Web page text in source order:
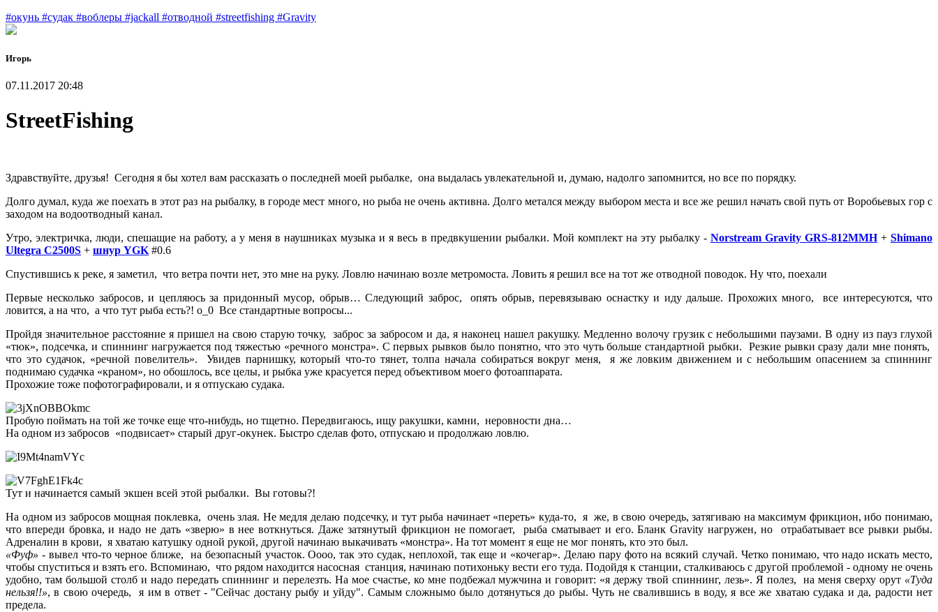
#окунь #судак #воблеры #jackall #отводной #streetfishing #Gravity
Игорь
07.11.2017 20:48
StreetFishing
Здравствуйте, друзья! Сегодня я бы хотел вам рассказать о последней моей рыбалке, она выдалась увлекательной и, думаю, надолго запомнится, но все по порядку.
Долго думал, куда же поехать в этот раз на рыбалку, в городе мест много, но рыба не очень активна. Долго метался между выбором места и все же решил начать свой путь от Воробьевых гор с
заходом на водоотводный канал.
Утро, электричка, люди, спешащие на работу, а у меня в наушниках музыка и я весь в предвкушении рыбалки. Мой комплект на эту рыбалку - Norstream Gravity GRS-812MMH+Shimano
Ultegra C2500S + шнур YGK #0.6
Спустившись к реке, я заметил, что ветра почти нет, это мне на руку. Ловлю начинаю возле метромоста. Ловить я решил все на тот же отводной поводок. Ну что, поехали
Первые несколько забросов, и цепляюсь за придонный мусор, обрыв… Следующий заброс, опять обрыв, перевязываю оснастку и иду дальше. Прохожих много, все интересуются, что
ловится, а на что, а что тут рыба есть?! о_0 Все стандартные вопросы...
Пройдя значительное расстояние я пришел на свою старую точку, заброс за забросом и да, я наконец нашел ракушку. Медленно волочу грузик с небольшими паузами. В одну из пауз глухой
«тюк», подсечка, и спиннинг нагружается под тяжестью «речного монстра». С первых рывков было понятно, что это чуть больше стандартной рыбки. Резкие рывки сразу дали мне понять,
что это судачок, «речной повелитель». Увидев парнишку, который что-то тянет, толпа начала собираться вокруг меня, я же ловким движением и с небольшим опасением за спиннинг
поднимаю судачка «краном», но обошлось, все целы, и рыбка уже красуется перед объективом моего фотоаппарата.
Прохожие тоже пофотографировали, и я отпускаю судака.
Пробую поймать на той же точке еще что-нибудь, но тщетно. Передвигаюсь, ищу ракушки, камни, неровности дна…
На одном из забросов «подвисает» старый друг-окунек. Быстро сделав фото, отпускаю и продолжаю ловлю.
Тут и начинается самый экшен всей этой рыбалки. Вы готовы?!
На одном из забросов мощная поклевка, очень злая. Не медля делаю подсечку, и тут рыба начинает «переть» куда-то, я же, в свою очередь, затягиваю на максимум фрикцион, ибо понимаю,
что впереди бровка, и надо не дать «зверю» в нее воткнуться. Даже затянутый фрикцион не помогает, рыба сматывает и его. Бланк Gravity нагружен, но отрабатывает все рывки рыбы.
Адреналин в крови, я хватаю катушку одной рукой, другой начинаю выкачивать «монстра». На тот момент я еще не мог понять, кто это был.
«Фуф» - вывел что-то черное ближе, на безопасный участок. Оооо, так это судак, неплохой, так еще и «кочегар». Делаю пару фото на всякий случай. Четко понимаю, что надо искать место,
чтобы спуститься и взять его. Вспоминаю, что рядом находится насосная станция, начинаю потихоньку вести его туда. Подойдя к станции, сталкиваюсь с другой проблемой - одному не очень
удобно, там большой столб и надо передать спиннинг и перелезть. На мое счастье, ко мне подбежал мужчина и говорит: «я держу твой спиннинг, лезь». Я полез, на меня сверху орут «Туда
нельзя!!», в свою очередь, я им в ответ - "Сейчас достану рыбу и уйду". Самым сложнымо было дотянуться до рыбы. Чуть не свалившись в воду, я все же хватаю судака и да, радости нет
предела.